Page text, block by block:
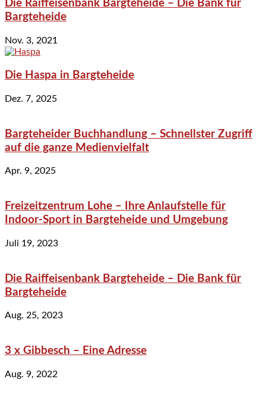
Die Raiffeisenbank Bargteheide – Die Bank für
Bargteheide
Nov. 3, 2021
Die Haspa in Bargteheide
Dez. 7, 2025
Bargteheider Buchhandlung – Schnellster Zugriff
auf die ganze Medienvielfalt
Apr. 9, 2025
Freizeitzentrum Lohe – Ihre Anlaufstelle für
Indoor-Sport in Bargteheide und Umgebung
Juli 19, 2023
Die Raiffeisenbank Bargteheide – Die Bank für
Bargteheide
Aug. 25, 2023
3 x Gibbesch – Eine Adresse
Aug. 9, 2022